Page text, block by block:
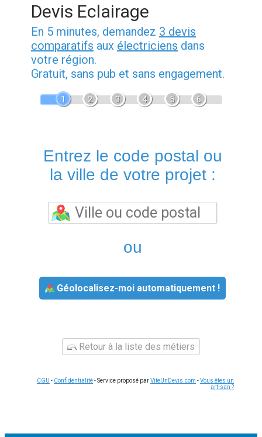
Devis Eclairage
En 5 minutes, demandez 3 devis
comparatifs aux électriciens dans
votre région.
Gratuit, sans pub et sans engagement.
1 2 3 4 5 6
Entrez le code postal ou
la ville de votre projet :
ou
Géolocalisez-moi automatiquement !
Retour à la liste des métiers
CGU - Confidentialité- Service proposé parViteUnDevis.com -Vous êtes un
artisan ?